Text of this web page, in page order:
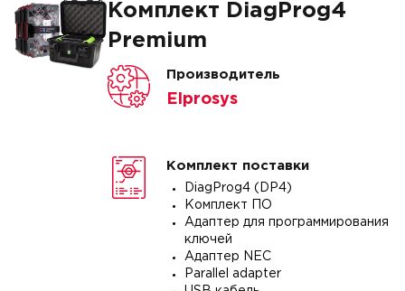
Комплект DiagProg4
Premium
Производитель
Elprosys
Комплект поставки
DiagProg4 (DP4)
Комплект ПО
Адаптер для программирования
ключей
Адаптер NEC
Parallel adapter